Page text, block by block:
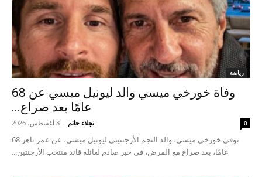
رياضة
وفاة خورخي ميسي والد ليونيل ميسي عن 68
عامًا بعد صراع...
نجلاء حاتم - 8 أغسطس، 2026 0
توفي خورخي ميسي، والد النجم الأرجنتيني ليونيل ميسي، عن عمر ناهز 68
عامًا، بعد صراع مع المرض، في خبر صادم لعائلة قائد منتخب الأرجنتين...